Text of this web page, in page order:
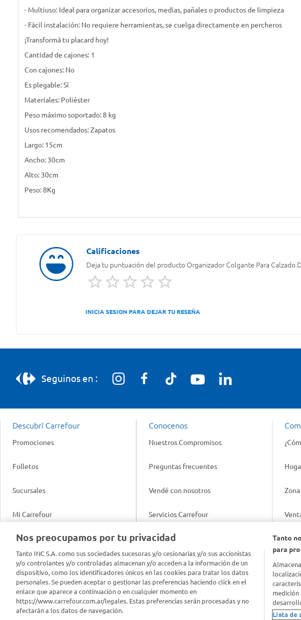
- Multiuso: Ideal para organizar accesorios, medias, pañales o productos de limpieza
- Fácil instalación: No requiere herramientas, se cuelga directamente en percheros
¡Transformá tu placard hoy!
Cantidad de cajones: 1
Con cajones: No
Es plegable: Sí
Materiales: Poliéster
Peso máximo soportado: 8 kg
Usos recomendados: Zapatos
Largo: 15cm
Ancho: 30cm
Alto: 30cm
Peso: 8Kg
Deja tu puntuación del producto Organizador Colgante Para Calzado
INICIA SESION PARA DEJAR TU RESEÑA
Seguinos en :
Descubrí Carrefour
Promociones
Folletos
Sucursales
Mi Carrefour
Productos Carrefour
Tarjeta Mi Carrefour
Panel Carrefour
Puntos Verdes
Conocenos
Nuestros Compromisos
Preguntas frecuentes
Vendé con nosotros
Servicios Carrefour
Info útil
Tasas de interés
Contacto
Gift
Nos preocupamos por tu privacidad
Tanto INC S.A. como sus sociedades sucesoras y/o cesionarias y/o sus accionistas
y/o controlantes y/o controladas almacenan y/o acceden a la información de un
dispositivo, como los identificadores únicos en las cookies para tratar los datos
personales. Se pueden aceptar o gestionar las preferencias haciendo click en el
enlace que aparece a continuación o en cualquier momento en
https://www.carrefour.com.ar/legales. Estas preferencias serán procesadas y no
afectarán a los datos de navegación.
Tanto
para
Lista de